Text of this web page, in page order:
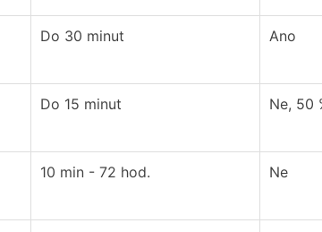
Do 30 minut Ano
Do 15 minut Ne, 50
10 min - 72 hod. Ne